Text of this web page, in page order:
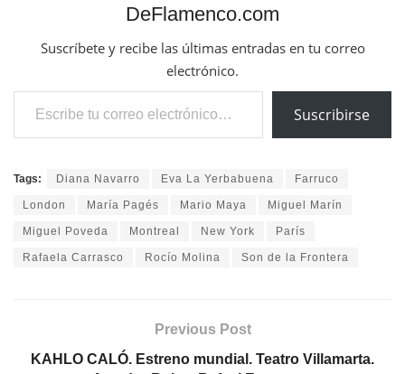
DeFlamenco.com
Suscríbete y recibe las últimas entradas en tu correo
electrónico.
Escribe tu correo electrónico…
Suscribirse
Tags: Diana Navarro Eva La Yerbabuena Farruco
London María Pagés Mario Maya Miguel Marín
Miguel Poveda Montreal New York París
Rafaela Carrasco Rocío Molina Son de la Frontera
Previous Post
KAHLO CALÓ. Estreno mundial. Teatro Villamarta.